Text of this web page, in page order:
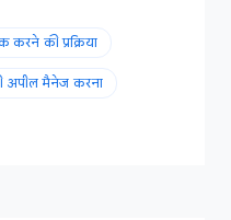
करने की प्रक्रिया
अपील मैनेज करना